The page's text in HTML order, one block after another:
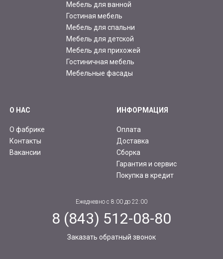
Мебель для ванной
Гостиная мебель
Мебель для спальни
Мебель для детской
Мебель для прихожей
Гостиничная мебель
Мебельные фасады
О НАС
О фабрике
Контакты
Вакансии
ИНФОРМАЦИЯ
Оплата
Доставка
Сборка
Гарантия и сервис
Покупка в кредит
Ежедневно с 8:00 до 22:00
8 (843) 512-08-80
Заказать обратный звонок